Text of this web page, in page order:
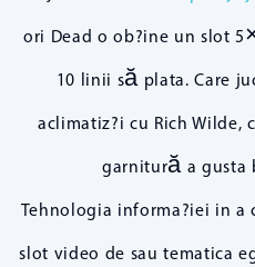
ori Dead o ob?ine un slot
10 linii să plata. Care
aclimatiz?i cu Rich Wilde,
garnitură a gusta
Tehnologia informa?iei in
slot video de sau tematica